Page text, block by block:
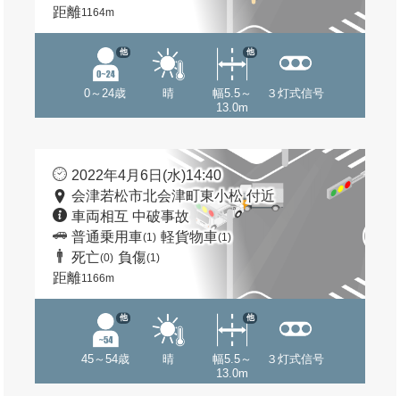
距離1164m
0～24歳
他
晴
幅5.5～
13.0m
他
３灯式信号
2022年4月6日(水)14:40
会津若松市北会津町東小松 付近
車両相互 中破事故
普通乗用車(1) 軽貨物車(1)
死亡(0) 負傷(1)
距離1166m
45～54歳
他
晴
幅5.5～
13.0m
他
３灯式信号